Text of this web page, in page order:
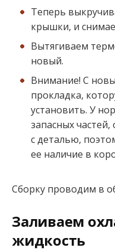
Теперь
крышки, и
Вытягиваем
новый.
Внимание! С
прокладка,
установить. У
запасных
с деталью,
ее наличие в
Сборку проводим в
Заливаем
жидкость